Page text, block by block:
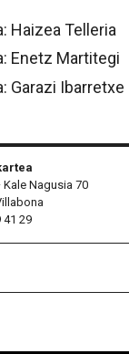
Haizea Telleria
Enetz Martitegi
Garazi Ibarretxe
Kale Nagusia 70
41 29